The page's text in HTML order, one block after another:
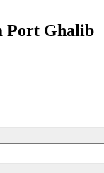
Port Ghalib